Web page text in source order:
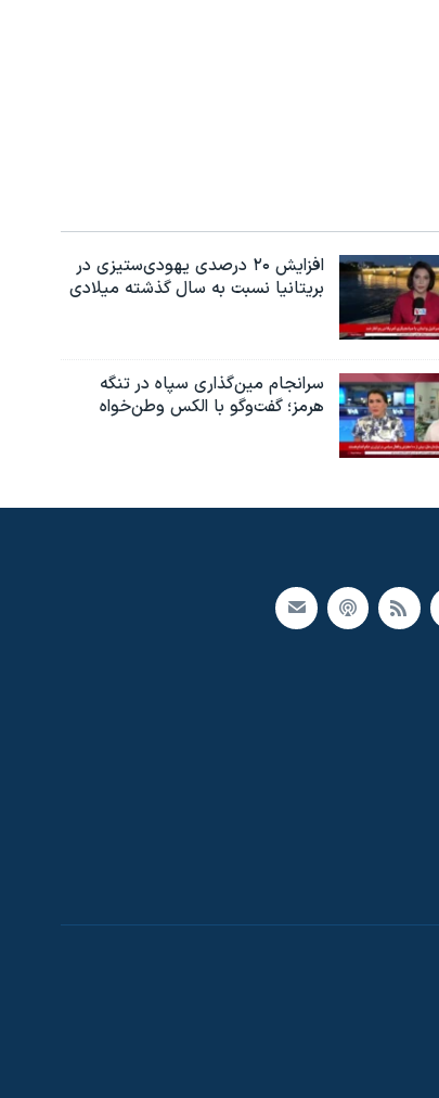
افزایش ۲۰ درصدی یهودی‌ستیزی در
بریتانیا نسبت به سال گذشته میلادی
سرانجام مین‌گذاری‌ سپاه در تنگه
هرمز؛ گفت‌وگو با الکس وطن‌خواه